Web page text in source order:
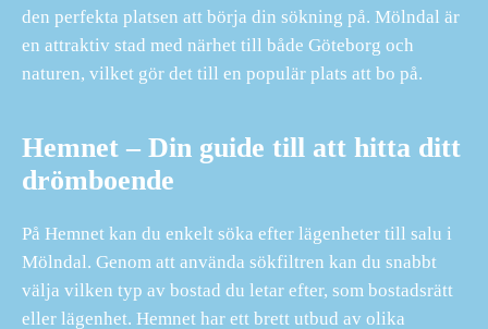
den perfekta platsen att börja din sökning på. Mölndal är
en attraktiv stad med närhet till både Göteborg och
naturen, vilket gör det till en populär plats att bo på.
Hemnet – Din guide till att hitta ditt
drömboende
På Hemnet kan du enkelt söka efter lägenheter till salu i
Mölndal. Genom att använda sökfiltren kan du snabbt
välja vilken typ av bostad du letar efter, som bostadsrätt
eller lägenhet. Hemnet har ett brett utbud av olika